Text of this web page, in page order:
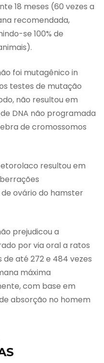
18 meses (60 vezes a
recomendada,
se 100% de
foi mutagênico in
testes de mutação
não resultou em
DNA não programada
de cromossomos
resultou em
ovário do hamster
prejudicou a
por via oral a ratos
até 272 e 484 vezes
máxima
com base em
absorção no homem